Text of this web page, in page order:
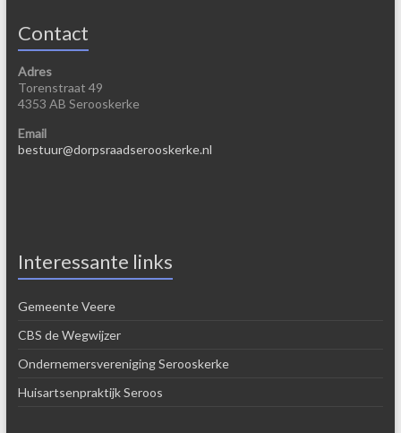
Contact
Adres
Torenstraat 49
4353 AB Serooskerke
Email
bestuur@dorpsraadserooskerke.nl
Interessante links
Gemeente Veere
CBS de Wegwijzer
Ondernemersvereniging Serooskerke
Huisartsenpraktijk Seroos